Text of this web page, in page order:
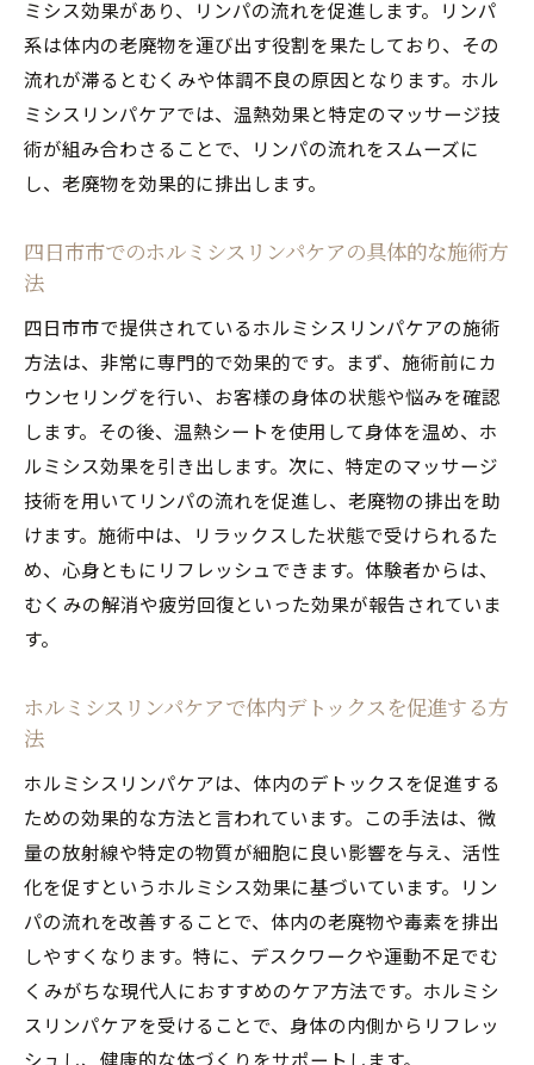
ミシス効果があり、リンパの流れを促進します。リンパ
系は体内の老廃物を運び出す役割を果たしており、その
流れが滞るとむくみや体調不良の原因となります。ホル
ミシスリンパケアでは、温熱効果と特定のマッサージ技
術が組み合わさることで、リンパの流れをスムーズに
し、老廃物を効果的に排出します。
四日市市でのホルミシスリンパケアの具体的な施術方
法
四日市市で提供されているホルミシスリンパケアの施術
方法は、非常に専門的で効果的です。まず、施術前にカ
ウンセリングを行い、お客様の身体の状態や悩みを確認
します。その後、温熱シートを使用して身体を温め、ホ
ルミシス効果を引き出します。次に、特定のマッサージ
技術を用いてリンパの流れを促進し、老廃物の排出を助
けます。施術中は、リラックスした状態で受けられるた
め、心身ともにリフレッシュできます。体験者からは、
むくみの解消や疲労回復といった効果が報告されていま
す。
ホルミシスリンパケアで体内デトックスを促進する方
法
ホルミシスリンパケアは、体内のデトックスを促進する
ための効果的な方法と言われています。この手法は、微
量の放射線や特定の物質が細胞に良い影響を与え、活性
化を促すというホルミシス効果に基づいています。リン
パの流れを改善することで、体内の老廃物や毒素を排出
しやすくなります。特に、デスクワークや運動不足でむ
くみがちな現代人におすすめのケア方法です。ホルミシ
スリンパケアを受けることで、身体の内側からリフレッ
シュし、健康的な体づくりをサポートします。